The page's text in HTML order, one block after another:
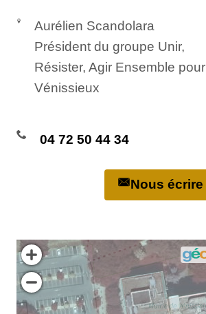
Aurélien Scandolara
Président du groupe Unir,
Résister, Agir Ensemble pour
Vénissieux
04 72 50 44 34
Nous écrire